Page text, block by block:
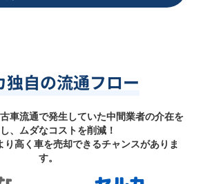
独自の流通フロー
車流通で発生していた中間業者の介在を
、ムダなコストを削減！
り高く車を売却できるチャンスがありま
す。